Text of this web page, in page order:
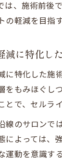
は、施術前後
の軽減を目指
減に特化し
に特化した施
をもみほぐし
とで、セルラ
線のサロンで
によっては、
運動を意識す